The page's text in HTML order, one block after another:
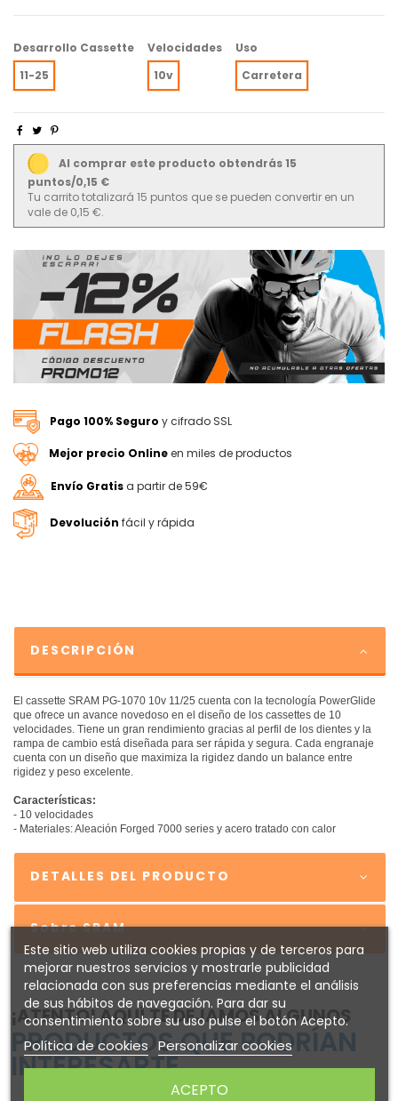
Desarrollo Cassette
11-25
Velocidades
10v
Uso
Carretera
Al comprar este producto obtendrás 15
puntos/0,15 €
Tu carrito totalizará 15 puntos que se pueden convertir en un
vale de 0,15 €.
Pago 100% Seguro y cifrado SSL
Mejor precio Onlineen miles de productos
Envío Gratisa partir de 59€
Devolución fácil y rápida
DESCRIPCIÓN
El cassette SRAM PG-1070 10v 11/25 cuenta con la tecnología PowerGlide
que ofrece un avance novedoso en el diseño de los cassettes de 10
velocidades. Tiene un gran rendimiento gracias al perfil de los dientes y la
rampa de cambio está diseñada para ser rápida y segura. Cada engranaje
cuenta con un diseño que maximiza la rigidez dando un balance entre
rigidez y peso excelente.
Características:
- 10 velocidades
- Materiales: Aleación Forged 7000 series y acero tratado con calor
DETALLES DEL PRODUCTO
Sobre SRAM
¡ATENTO! AQUÍ TE DEJAMOS ALGUNOS
PRODUCTOS QUE PODRÍAN
INTERESARTE
Este sitio web utiliza cookies propias y de terceros para
mejorar nuestros servicios y mostrarle publicidad
relacionada con sus preferencias mediante el análisis
de sus hábitos de navegación. Para dar su
consentimiento sobre su uso pulse el botón Acepto.
Política de cookies Personalizar cookies
ACEPTO